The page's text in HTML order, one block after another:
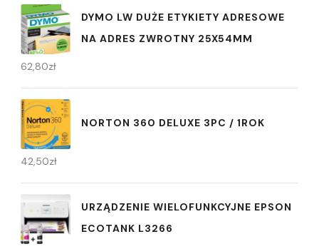
DYMO LW DUŻE ETYKIETY ADRESOWE
NA ADRES ZWROTNY 25X54MM
62,80zł
NORTON 360 DELUXE 3PC / 1ROK
42,50zł
URZĄDZENIE WIELOFUNKCYJNE EPSON
ECOTANK L3266